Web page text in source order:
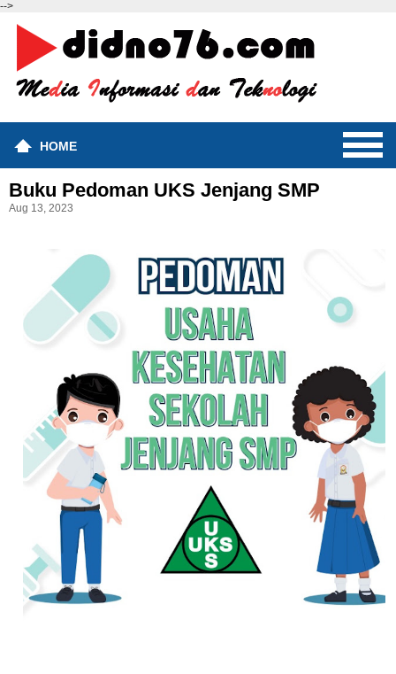
-->
HOME
Buku Pedoman UKS Jenjang SMP
Aug 13, 2023